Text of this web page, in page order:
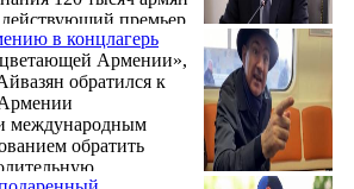
действующий премьер
и понесет
власти. Об этом
пресс-
номер
партии
лидер партии
в концлагерь
Армении»,
обратился к
международным
обратить